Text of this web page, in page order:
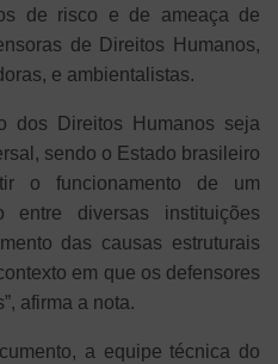
de risco e de ameaça de
de Direitos Humanos,
e ambientalistas.
dos Direitos Humanos seja
sendo o Estado brasileiro
o funcionamento de um
entre diversas instituições
das causas estruturais
em que os defensores
afirma a nota.
a equipe técnica do